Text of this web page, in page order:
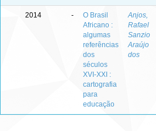
2014 -
O Brasil
Africano :
algumas
referências
dos
séculos
XVI-XXI :
cartografia
para
educação
Anjos,
Rafael
Sanzio
Araújo
dos